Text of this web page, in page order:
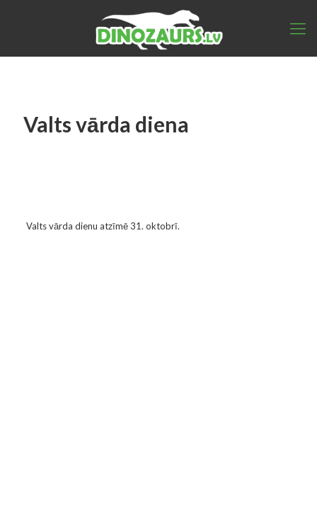
Valts vārda diena
Valts vārda dienu atzīmē 31. oktobrī.